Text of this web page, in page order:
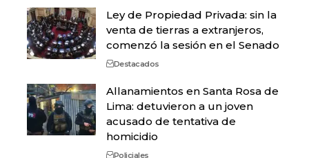
Ley de Propiedad Privada: sin la
venta de tierras a extranjeros,
comenzó la sesión en el Senado
Destacados
Allanamientos en Santa Rosa de
Lima: detuvieron a un joven
acusado de tentativa de
homicidio
Policiales